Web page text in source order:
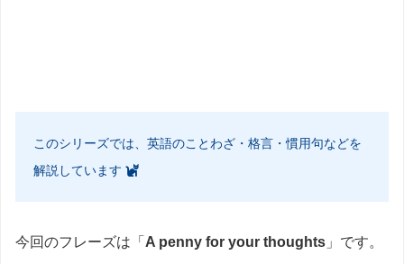
このシリーズでは、英語のことわざ・格言・慣用句などを
解説しています
今回のフレーズは「 A penny for your thoughts 」です。